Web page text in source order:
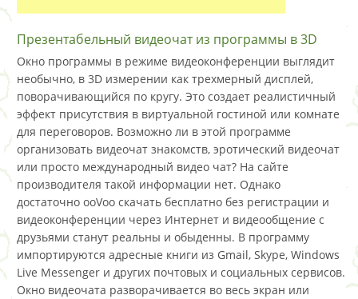
Презентабельный видеочат из программы в 3D
Окно программы в режиме видеоконференции выглядит
необычно, в 3D измерении как трехмерный дисплей,
поворачивающийся по кругу. Это создает реалистичный
эффект присутствия в виртуальной гостиной или комнате
для переговоров. Возможно ли в этой программе
организовать видеочат знакомств, эротический видеочат
или просто международный видео чат? На сайте
производителя такой информации нет. Однако
достаточно ooVoo скачать бесплатно без регистрации и
видеоконференции через Интернет и видеообщение с
друзьями станут реальны и обыденны. В программу
импортируются адресные книги из Gmail, Skype, Windows
Live Messenger и других почтовых и социальных сервисов.
Окно видеочата разворачивается во весь экран или